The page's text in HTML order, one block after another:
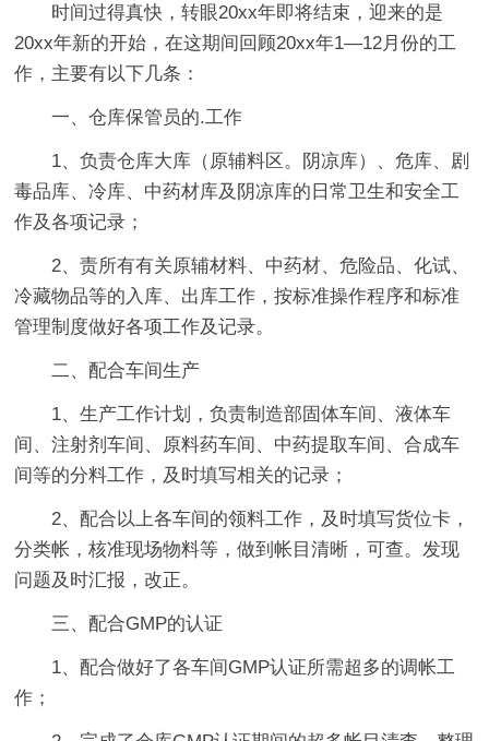
时间过得真快，转眼20xx年即将结束，迎来的是
20xx年新的开始，在这期间回顾20xx年1―12月份的工
作，主要有以下几条：
一、仓库保管员的.工作
1、负责仓库大库（原辅料区。阴凉库）、危库、剧
毒品库、冷库、中药材库及阴凉库的日常卫生和安全工
作及各项记录；
2、责所有有关原辅材料、中药材、危险品、化试、
冷藏物品等的入库、出库工作，按标准操作程序和标准
管理制度做好各项工作及记录。
二、配合车间生产
1、生产工作计划，负责制造部固体车间、液体车
间、注射剂车间、原料药车间、中药提取车间、合成车
间等的分料工作，及时填写相关的记录；
2、配合以上各车间的领料工作，及时填写货位卡，
分类帐，核准现场物料等，做到帐目清晰，可查。发现
问题及时汇报，改正。
三、配合GMP的认证
1、配合做好了各车间GMP认证所需超多的调帐工
作；